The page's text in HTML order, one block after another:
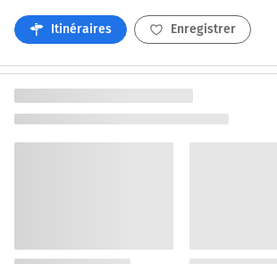
Itinéraires Enregistrer